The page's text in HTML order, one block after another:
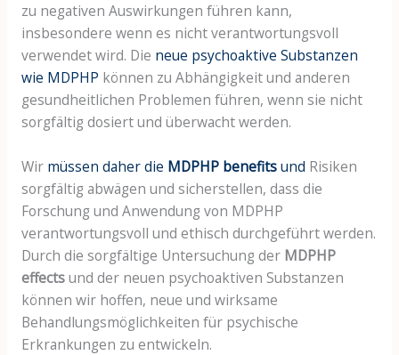
zu negativen Auswirkungen führen kann,
insbesondere wenn es nicht verantwortungsvoll
verwendet wird. Die neue psychoaktive Substanzen
wie MDPHP können zu Abhängigkeit und anderen
gesundheitlichen Problemen führen, wenn sie nicht
sorgfältig dosiert und überwacht werden.
Wir müssen daher die MDPHP benefitsund Risiken
sorgfältig abwägen und sicherstellen, dass die
Forschung und Anwendung von MDPHP
verantwortungsvoll und ethisch durchgeführt werden.
Durch die sorgfältige Untersuchung der MDPHP
effectsund der neuen psychoaktiven Substanzen
können wir hoffen, neue und wirksame
Behandlungsmöglichkeiten für psychische
Erkrankungen zu entwickeln.